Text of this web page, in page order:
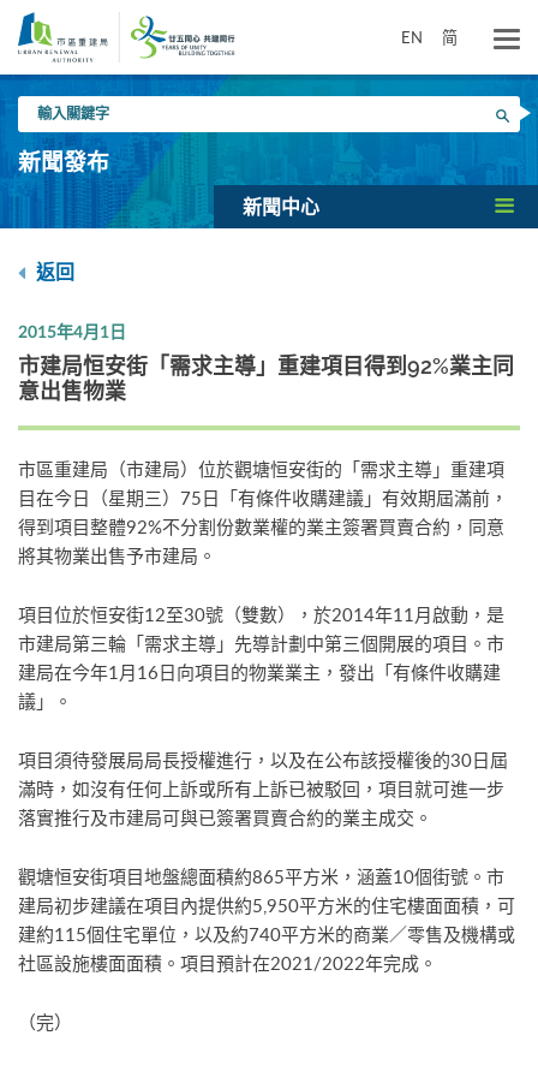
要
EN 简
入
關
鍵
搜尋
新聞發布
新聞中心
返回
2015年4月1日
市建局恒安街「需求主導」重建項目得到92%業主同
意出售物業
市區重建局（市建局）位於觀塘恒安街的「需求主導」重建項
目在今日（星期三）75日「有條件收購建議」有效期屆滿前，
得到項目整體92%不分割份數業權的業主簽署買賣合約，同意
將其物業出售予市建局。
項目位於恒安街12至30號（雙數），於2014年11月啟動，是
市建局第三輪「需求主導」先導計劃中第三個開展的項目。市
建局在今年1月16日向項目的物業業主，發出「有條件收購建
議」。
項目須待發展局局長授權進行，以及在公布該授權後的30日屆
滿時，如沒有任何上訴或所有上訴已被駁回，項目就可進一步
落實推行及市建局可與已簽署買賣合約的業主成交。
觀塘恒安街項目地盤總面積約865平方米，涵蓋10個街號。市
建局初步建議在項目內提供約5,950平方米的住宅樓面面積，可
建約115個住宅單位，以及約740平方米的商業／零售及機構或
社區設施樓面面積。項目預計在2021/2022年完成。
（完）